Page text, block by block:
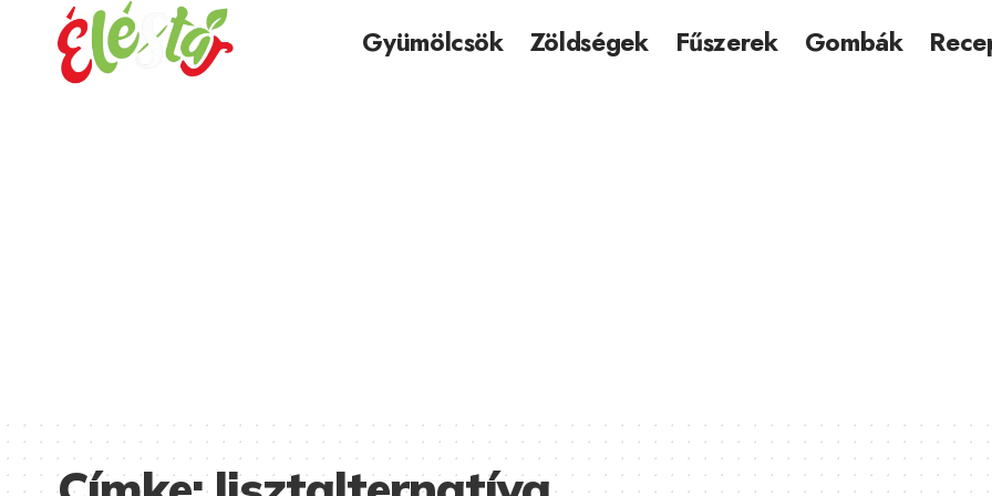
Gyümölcsök Zöldségek Fűszerek Gombák